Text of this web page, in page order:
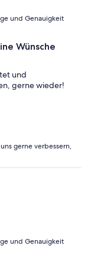
und Genauigkeit
Wünsche
und
gerne wieder!
gerne verbessern,
und Genauigkeit